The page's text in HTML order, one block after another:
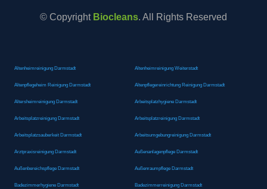
© Copyright Biocleans. All Rights Reserved
Altenheimreinigung Darmstadt Altenheimreinigung Weiterstadt
Altenpflegeheim Reinigung Darmstadt Altenpflegereinrichtung Reinigung Darmstadt
Altersheimreinigung Darmstadt Arbeitsplatzhygiene Darmstadt
Arbeitsplatzreinigung Darmstadt Arbeitsplatzreinigung Darmstadt
Arbeitsplatzsauberkeit Darmstadt Arbeitsumgebungreinigung Darmstadt
Arztpraxisreinigung Darmstadt Außenanlagenpflege Darmstadt
Außenbereichspflege Darmstadt Außenraumpflege Darmstadt
Badezimmerhygiene Darmstadt Badezimmerreinigung Darmstadt